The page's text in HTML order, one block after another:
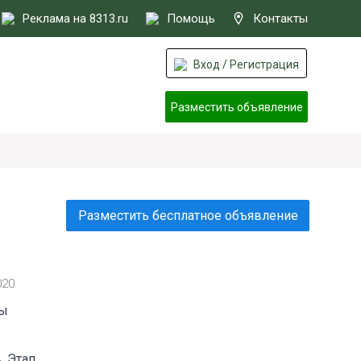
Реклама на 8313.ru Помощь Контакты
Вход / Регистрация
Разместить объявление
Разместить бесплатное объявление